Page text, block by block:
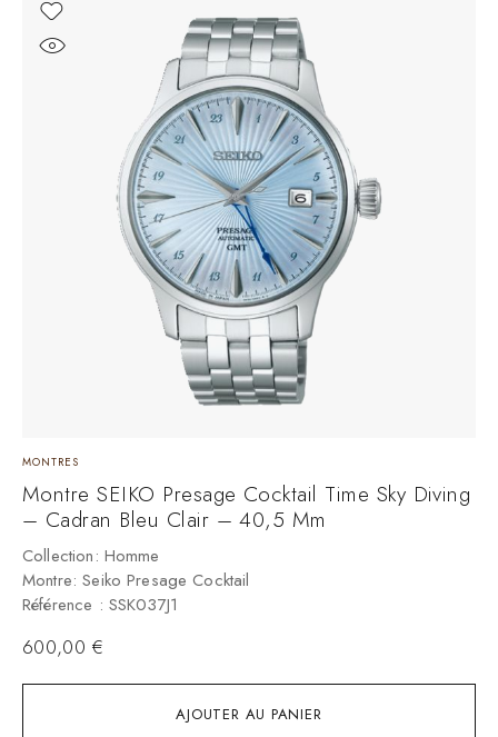
AJOUTER AU PANIER
MONTRES
Montre SEIKO Presage Cocktail Time Sky Diving
– Cadran Bleu Clair – 40,5 Mm
Collection: Homme
Montre: Seiko Presage Cocktail
Référence : SSK037J1
600,00 €